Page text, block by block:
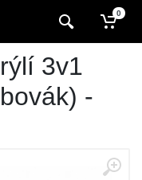
0
3v1
-